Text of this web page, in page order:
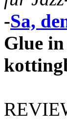
-Sa,
Glue